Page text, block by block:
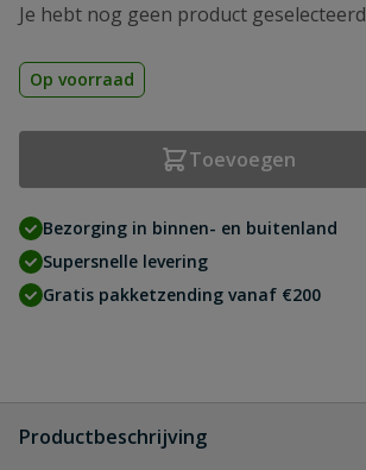
Je hebt nog geen product geselecteerd
Op voorraad
Toevoegen
Bezorging in binnen- en buitenland
Supersnelle levering
Gratis pakketzending vanaf €200
Productbeschrijving